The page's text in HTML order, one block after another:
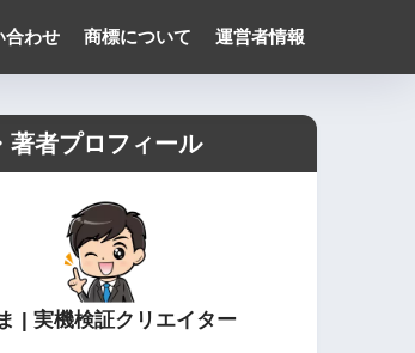
合わせ 商標について 運営者情報
著者プロフィール
| 実機検証クリエイター